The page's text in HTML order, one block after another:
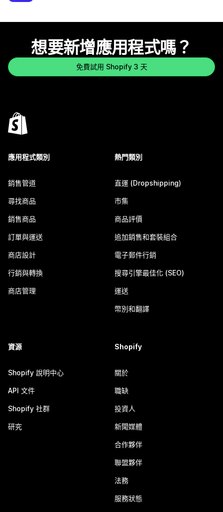
想要新增應用程式嗎？
免費試用 Shopify 3 天
應用程式類別
銷售管道
尋找商品
銷售商品
訂單與運送
商店設計
行銷與轉換
商店管理
熱門類別
直運 (Dropshipping)
市集
商品評價
追加銷售和套裝組合
電子郵件行銷
搜尋引擎最佳化 (SEO)
運送
幣別和翻譯
資源
Shopify 說明中心
API 文件
Shopify 社群
研究
Shopify
關於
職缺
投資人
新聞媒體
合作夥伴
聯盟夥伴
法務
服務狀態